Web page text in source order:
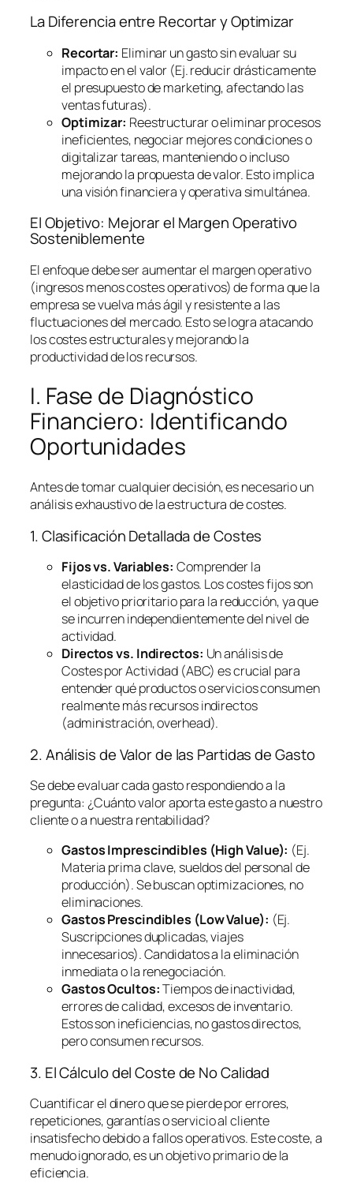
La Diferencia entre Recortar y Optimizar
Recortar: Eliminar un gasto sin evaluar su
impacto en el valor (Ej. reducir drásticamente
el presupuesto de marketing, afectando las
ventas futuras).
Optimizar: Reestructurar o eliminar procesos
ineficientes, negociar mejores condiciones o
digitalizar tareas, manteniendo o incluso
mejorando la propuesta de valor. Esto implica
una visión financiera y operativa simultánea.
El Objetivo: Mejorar el Margen Operativo
Sosteniblemente
El enfoque debe ser aumentar el margen operativo
(ingresos menos costes operativos) de forma que la
empresa se vuelva más ágil y resistente a las
fluctuaciones del mercado. Esto se logra atacando
los costes estructurales y mejorando la
productividad de los recursos.
I. Fase de Diagnóstico
Financiero: Identificando
Oportunidades
Antes de tomar cualquier decisión, es necesario un
análisis exhaustivo de la estructura de costes.
1. Clasificación Detallada de Costes
Fijos vs. Variables: Comprender la
elasticidad de los gastos. Los costes fijos son
el objetivo prioritario para la reducción, ya que
se incurren independientemente del nivel de
actividad.
Directos vs. Indirectos: Un análisis de
Costes por Actividad (ABC) es crucial para
entender qué productos o servicios consumen
realmente más recursos indirectos
(administración,overhead).
2. Análisis de Valor de las Partidas de Gasto
Se debe evaluar cada gasto respondiendo a la
pregunta: ¿Cuánto valor aporta este gasto a nuestro
cliente o a nuestra rentabilidad?
Gastos Imprescindibles (High Value): (Ej.
Materia prima clave, sueldos del personal de
producción). Se buscan optimizaciones, no
eliminaciones.
Gastos Prescindibles (Low Value): (Ej.
Suscripciones duplicadas, viajes
innecesarios). Candidatos a la eliminación
inmediata o la renegociación.
Gastos Ocultos:Tiempos de inactividad,
errores de calidad, excesos de inventario.
Estos son ineficiencias, no gastos directos,
pero consumen recursos.
3. El Cálculo del Coste de No Calidad
Cuantificar el dinero que se pierde por errores,
repeticiones, garantías o servicio al cliente
insatisfecho debido a fallos operativos. Este coste, a
menudo ignorado, es un objetivo primario de la
eficiencia.